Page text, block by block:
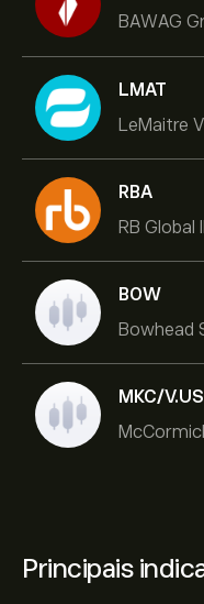
BAWAG
LMAT
LeMaitre
RBA
RB Global
BOW
Bowhead
MKC/V.US
Principais